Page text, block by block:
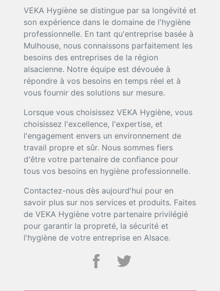
VEKA Hygiène se distingue par sa longévité et
son expérience dans le domaine de l'hygiène
professionnelle. En tant qu'entreprise basée à
Mulhouse, nous connaissons parfaitement les
besoins des entreprises de la région
alsacienne. Notre équipe est dévouée à
répondre à vos besoins en temps réel et à
vous fournir des solutions sur mesure.
Lorsque vous choisissez VEKA Hygiène, vous
choisissez l'excellence, l'expertise, et
l'engagement envers un environnement de
travail propre et sûr. Nous sommes fiers
d'être votre partenaire de confiance pour
tous vos besoins en hygiène professionnelle.
Contactez-nous dès aujourd'hui pour en
savoir plus sur nos services et produits. Faites
de VEKA Hygiène votre partenaire privilégié
pour garantir la propreté, la sécurité et
l'hygiène de votre entreprise en Alsace.